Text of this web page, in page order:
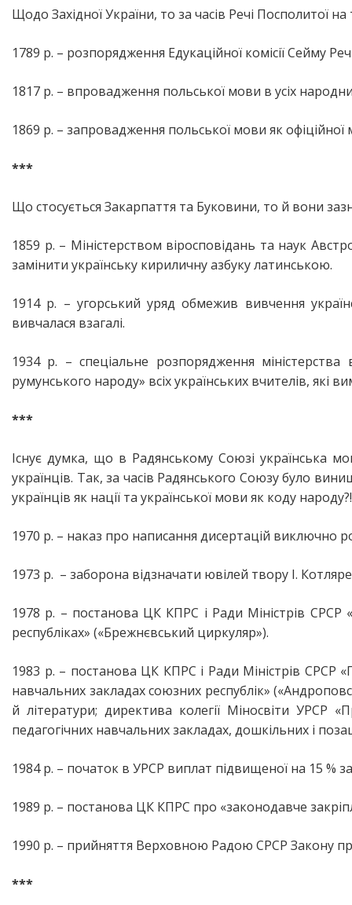
Щодо Західної України, то за часів Речі Посполитої
1789 р. – розпорядження Едукаційної комісії Сейму
1817 р. – впровадження польської мови в усіх
1869 р. – запровадження польської мови як офіційної
***
Що стосується Закарпаття та Буковини, то й вони
1859 р. – Міністерством віросповідань та наук
замінити українську кириличну азбуку латинською.
1914 р. – угорський уряд обмежив вивчення
вивчалася взагалі.
1934 р. – спеціальне розпорядження
румунського народу» всіх українських вчителів, які
***
Існує думка, що в Радянському Союзі українська
українців. Так, за часів Радянського Союзу було
українців як нації та української мови як коду народу?!
1970 р. – наказ про написання дисертацій виключно
1973 р. – заборона відзначати ювілей твору І.
1978 р. – постанова ЦК КПРС і Ради Міністрів
республіках» («Брежнєвський циркуляр»).
1983 р. – постанова ЦК КПРС і Ради Міністрів СРСР
навчальних закладах союзних республік»
й літератури; директива колегії Міносвіти УРСР
педагогічних навчальних закладах, дошкільних і
1984 р. – початок в УРСР виплат підвищеної на 15 %
1989 р. – постанова ЦК КПРС про «законодавче
1990 р. – прийняття Верховною Радою СРСР Закону
***